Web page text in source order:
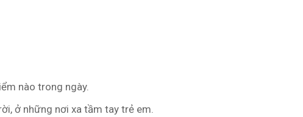
nào trong ngày.
ở những nơi xa tầm tay trẻ em.